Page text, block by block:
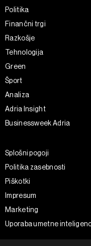
Politika
Finančni trgi
Razkošje
Tehnologija
Green
Šport
Analiza
Adria Insight
Businessweek Adria
Splošni pogoji
Politika zasebnosti
Piškotki
Impresum
Marketing
Uporaba umetne